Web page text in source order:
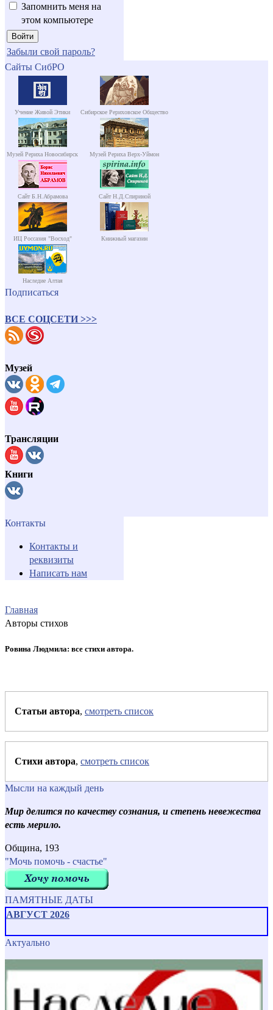
Запомнить меня на
этом компьютере
Забыли свой пароль?
Сайты СибРО
Учение Живой Этики Сибирское Рериховское Общество
Музей Рериха Новосибирск Музей Рериха Верх-Уймон
Сайт Б.Н.Абрамова Сайт Н.Д.Спириной
ИЦ Россазия "Восход" Книжный магазин
Наследие Алтая
Подписаться
ВСЕ СОЦСЕТИ >>>
Музей
Трансляции
Книги
Контакты
Контакты и
реквизиты
Написать нам
Главная
Авторы стихов
Ровина Людмила: все стихи автора.
Статьи автора, смотреть список
Стихи автора, смотреть список
Мысли на каждый день
Мир делится по качеству сознания, и степень невежества
есть мерило.
Община, 193
"Мочь помочь - счастье"
ПАМЯТНЫЕ ДАТЫ
АВГУСТ 2026
Актуально